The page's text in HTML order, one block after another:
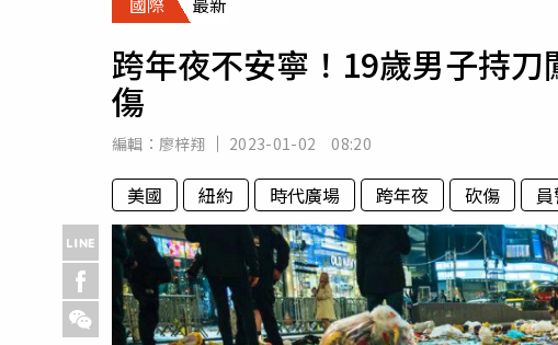
專欄
跨年夜不安寧！19歲男子持
傷
編輯： 廖梓翔 2023-01-02 08:20
美國 紐約 時代廣場 跨年夜 砍傷